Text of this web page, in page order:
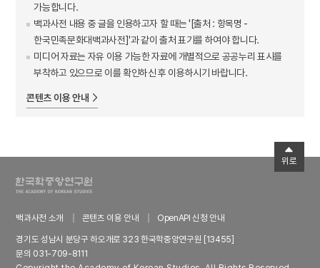
가능합니다.
백과사전 내용 중 글을 인용하고자 할 때는 '[출처 : 항목명 -
한국민족문화대백과사전]'과 같이 출처 표기를 하여야 합니다.
미디어 자료는 자유 이용 가능한 자료에 개별적으로 공공누리 표시를
부착하고 있으므로 이를 확인하신 후 이용하시기 바랍니다.
콘텐츠 이용 안내
백과사전 소개 콘텐츠 이용 안내
OpenAPI 신청 안내
경기도 성남시 분당구 하오개로 323 한국학중앙연구원 [13455]
문의 031-709-8111
위로